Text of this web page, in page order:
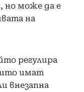
но може да е
на
регулира
имат
внезапна